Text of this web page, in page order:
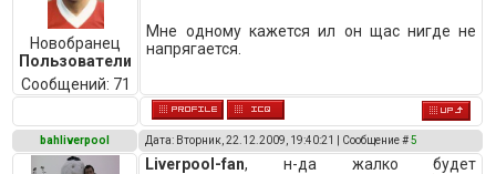
Новобранец
Пользователи
Сообщений: 71
Мне одному кажется ил он щас нигде не
напрягается.
bahliverpool Дата: Вторник, 22.12.2009, 19:40:21 | Сообщение #5
Liverpool-fan, н-да жалко будет